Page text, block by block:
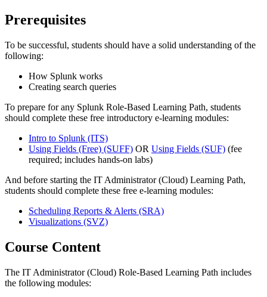
Prerequisites
To be successful, students should have a solid understanding of the
following:
How Splunk works
Creating search queries
To prepare for any Splunk Role-Based Learning Path, students
should complete these free introductory e-learning modules:
Intro to Splunk (ITS)
Using Fields (Free) (SUFF) OR Using Fields (SUF) (fee
required; includes hands-on labs)
And before starting the IT Administrator (Cloud) Learning Path,
students should complete these free e-learning modules:
Scheduling Reports & Alerts (SRA)
Visualizations (SVZ)
Course Content
The IT Administrator (Cloud) Role-Based Learning Path includes
the following modules: